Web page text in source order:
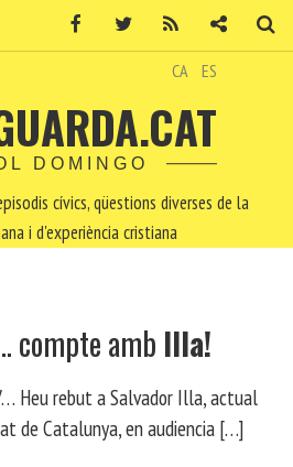
CA ES
DOMINGO
cívics, qüestions diverses de la
i d'experiència cristiana
compte amb Illa!
Heu rebut a Salvador Illa, actual
de Catalunya, en audiencia […]
Facebook Twitter Contacte